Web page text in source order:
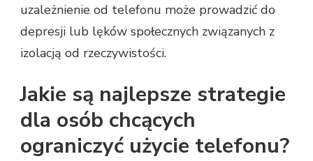
uzależnienie od telefonu może prowadzić do
depresji lub lęków społecznych związanych z
izolacją od rzeczywistości.
Jakie są najlepsze strategie
dla osób chcących
ograniczyć użycie telefonu?